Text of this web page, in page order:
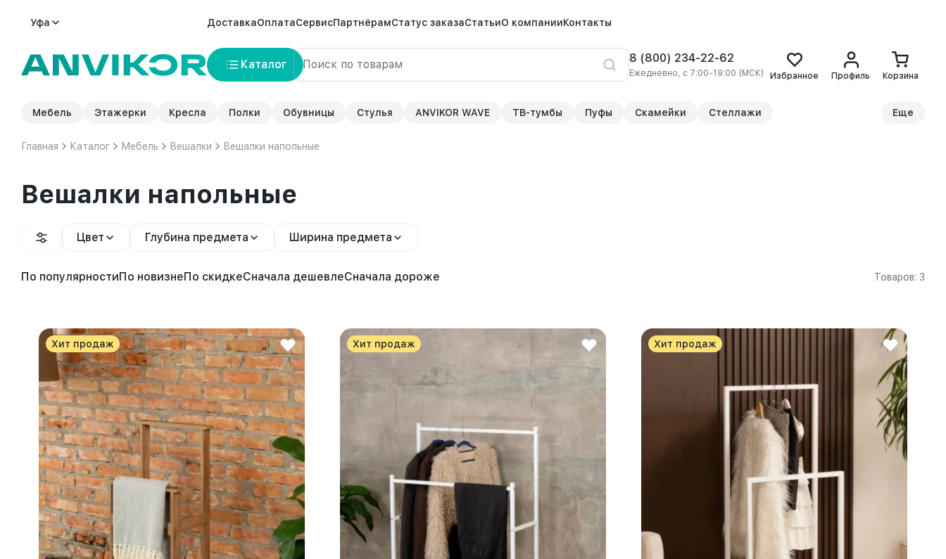
Уфа ДоставкаОплатаСервисПартнёрамСтатус заказаСтатьиО компанииКонтакты
Каталог 8 (800) 234-22-62
Ежедневно, с 7:00-19:00 (МСК) Избранное Профиль Корзина
Мебель Этажерки Кресла Полки Обувницы Стулья ANVIKOR WAVE ТВ-тумбы Пуфы Скамейки Стеллажи Еще
Главная Каталог Мебель Вешалки Вешалки напольные
Вешалки напольные
Цвет Глубина предмета Ширина предмета
По популярностиПо новизнеПо скидкеСначала дешевлеСначала дороже Товаров: 3
Хит продаж Хит продаж Хит продаж